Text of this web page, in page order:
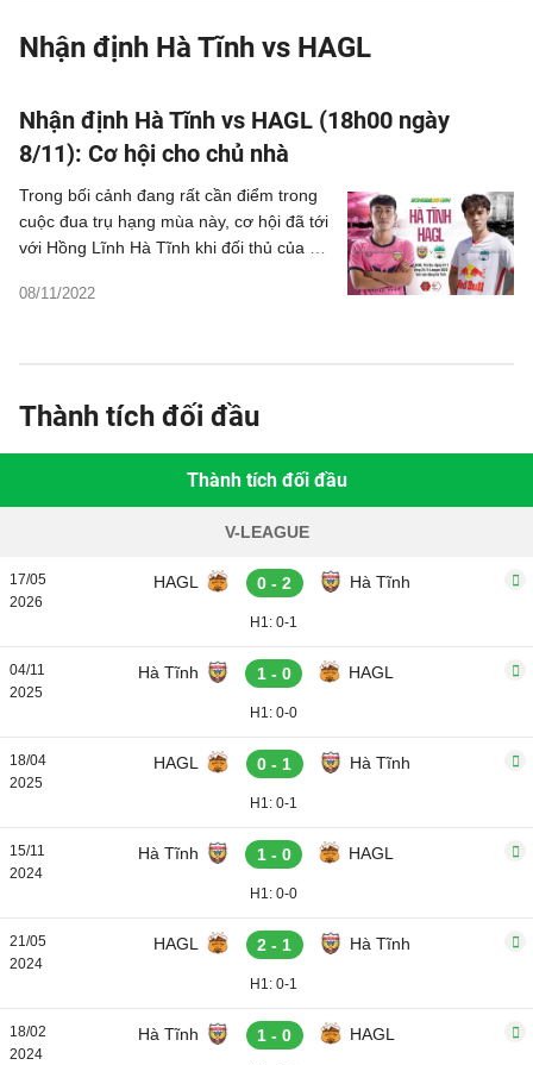
Nhận định Hà Tĩnh vs HAGL
Nhận định Hà Tĩnh vs HAGL (18h00 ngày
8/11): Cơ hội cho chủ nhà
08/11/2022
Trong bối cảnh đang rất cần điểm trong
cuộc đua trụ hạng mùa này, cơ hội đã tới
với Hồng Lĩnh Hà Tĩnh khi đối thủ của họ
V-League mùa này.
Thành tích đối đầu
Thành tích đối đầu
V-LEAGUE
17/05
2026
HAGL 0 - 2 Hà Tĩnh
H1: 0-1
04/11
2025
Hà Tĩnh 1 - 0 HAGL
H1: 0-0
18/04
2025
HAGL 0 - 1 Hà Tĩnh
H1: 0-1
15/11
2024
Hà Tĩnh 1 - 0 HAGL
H1: 0-0
21/05
2024
HAGL 2 - 1 Hà Tĩnh
H1: 0-1
18/02
2024
Hà Tĩnh 1 - 0 HAGL